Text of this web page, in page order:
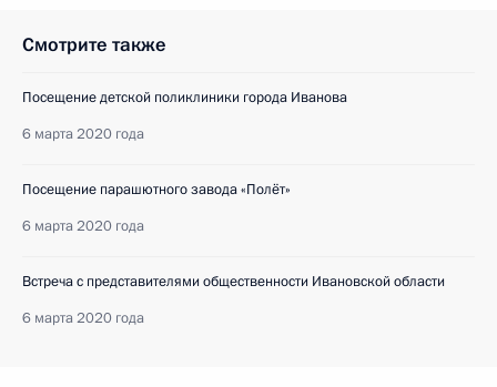
Смотрите также
Посещение детской поликлиники города Иванова
6 марта 2020 года
Посещение парашютного завода «Полёт»
6 марта 2020 года
Встреча с представителями общественности Ивановской области
6 марта 2020 года